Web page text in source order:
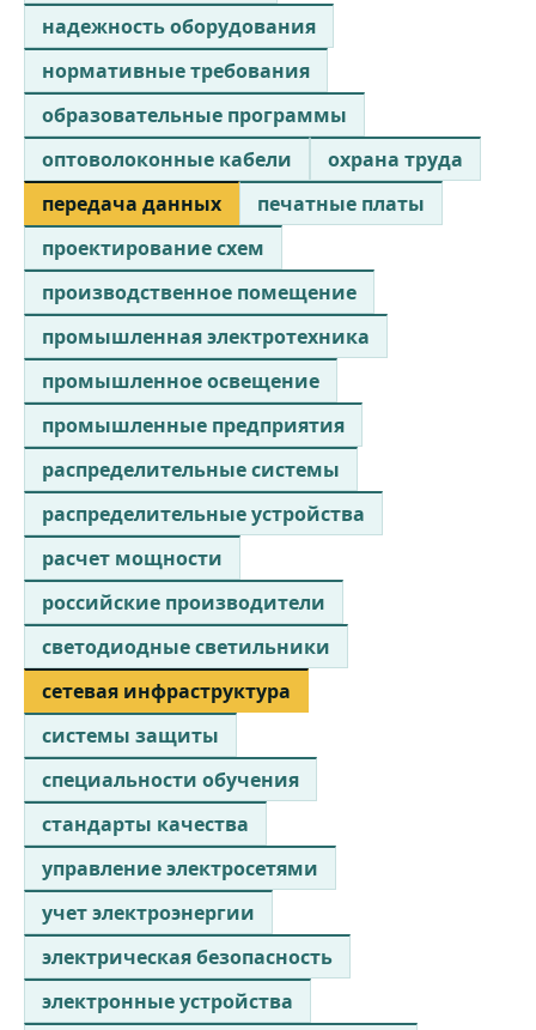
надежность оборудования
нормативные требования
образовательные программы
оптоволоконные кабели
охрана труда
передача данных
печатные платы
проектирование схем
производственное помещение
промышленная электротехника
промышленное освещение
промышленные предприятия
распределительные системы
распределительные устройства
расчет мощности
российские производители
светодиодные светильники
сетевая инфраструктура
системы защиты
специальности обучения
стандарты качества
управление электросетями
учет электроэнергии
электрическая безопасность
электронные устройства